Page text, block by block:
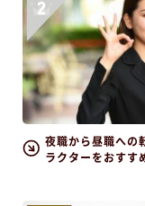
夜職から昼職への
ラクターをおすす